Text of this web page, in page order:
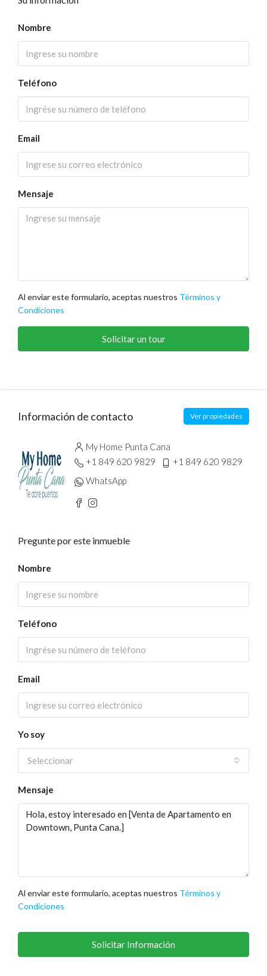
Nombre
Teléfono
Email
Mensaje
Al enviar este formulario, aceptas nuestros Términos y
Condiciones
Solicitar un tour
Información de contacto Ver propiedades
My Home Punta Cana
+1 849 620 9829
+1 849 620 9829
WhatsApp
Pregunte por este inmueble
Nombre
Teléfono
Email
Yo soy
Seleccionar
Mensaje
Al enviar este formulario, aceptas nuestros Términos y
Condiciones
Solicitar Información